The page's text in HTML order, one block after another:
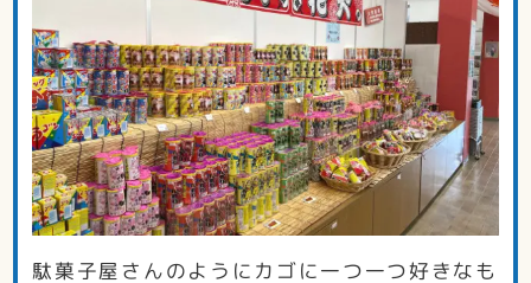
駄菓子屋さんのようにカゴに一つ一つ好きなも